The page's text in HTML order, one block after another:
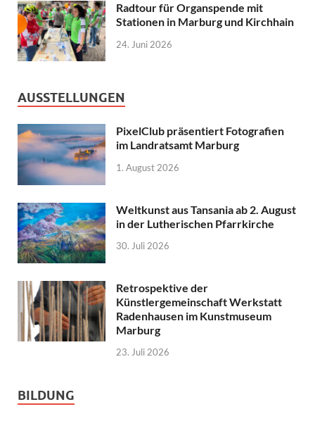
Radtour für Organspende mit
Stationen in Marburg und Kirchhain
24. Juni 2026
AUSSTELLUNGEN
PixelClub präsentiert Fotografien
im Landratsamt Marburg
1. August 2026
Weltkunst aus Tansania ab 2. August
in der Lutherischen Pfarrkirche
30. Juli 2026
Retrospektive der
Künstlergemeinschaft Werkstatt
Radenhausen im Kunstmuseum
Marburg
23. Juli 2026
BILDUNG